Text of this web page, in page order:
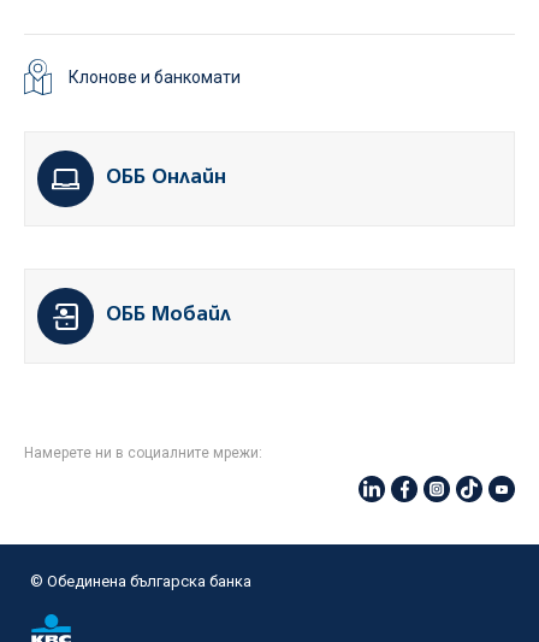
Клонове и банкомати
ОББ Онлайн
ОББ Мобайл
Намерете ни в социалните мрежи:
© Oбединена българска банка